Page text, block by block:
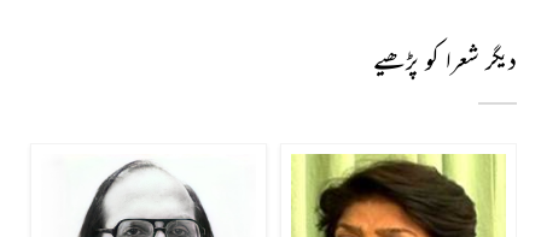
دیگر شعرا کو پڑھیے